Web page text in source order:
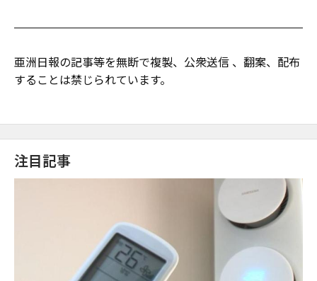
亜洲日報の記事等を無断で複製、公衆送信 、翻案、配布
することは禁じられています。
注目記事